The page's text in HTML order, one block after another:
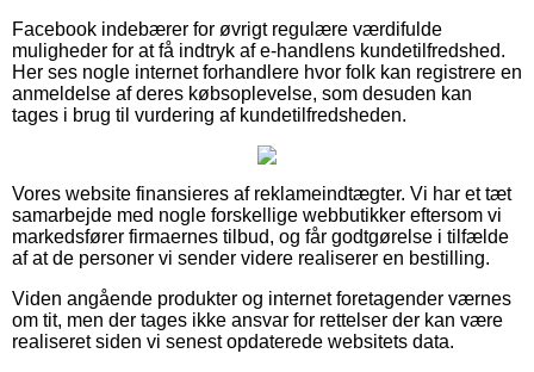
Facebook indebærer for øvrigt regulære værdifulde
muligheder for at få indtryk af e-handlens kundetilfredshed.
Her ses nogle internet forhandlere hvor folk kan registrere en
anmeldelse af deres købsoplevelse, som desuden kan
tages i brug til vurdering af kundetilfredsheden.
Vores website finansieres af reklameindtægter. Vi har et tæt
samarbejde med nogle forskellige webbutikker eftersom vi
markedsfører firmaernes tilbud, og får godtgørelse i tilfælde
af at de personer vi sender videre realiserer en bestilling.
Viden angående produkter og internet foretagender værnes
om tit, men der tages ikke ansvar for rettelser der kan være
realiseret siden vi senest opdaterede websitets data.